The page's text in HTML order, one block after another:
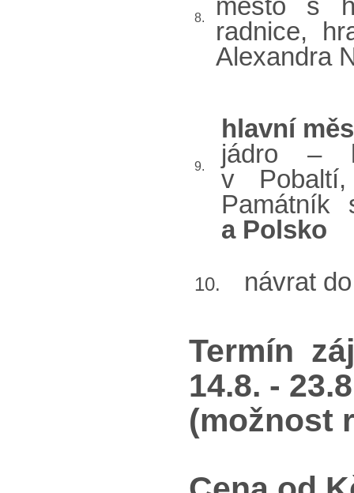
8.
město s
radnice,
Alexandra
9.
hlavní
jádro –
v
a Polsko
10. návrat
Termín
14.8. -
(možnost